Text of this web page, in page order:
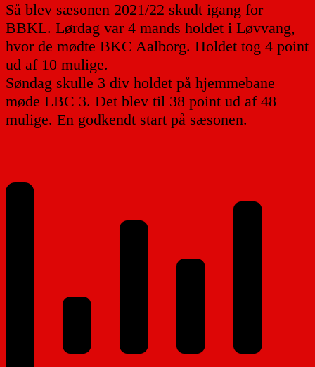
Så blev sæsonen 2021/22 skudt igang for
BBKL. Lørdag var 4 mands holdet i Løvvang,
hvor de mødte BKC Aalborg. Holdet tog 4 point
ud af 10 mulige.
Søndag skulle 3 div holdet på hjemmebane
møde LBC 3. Det blev til 38 point ud af 48
mulige. En godkendt start på sæsonen.